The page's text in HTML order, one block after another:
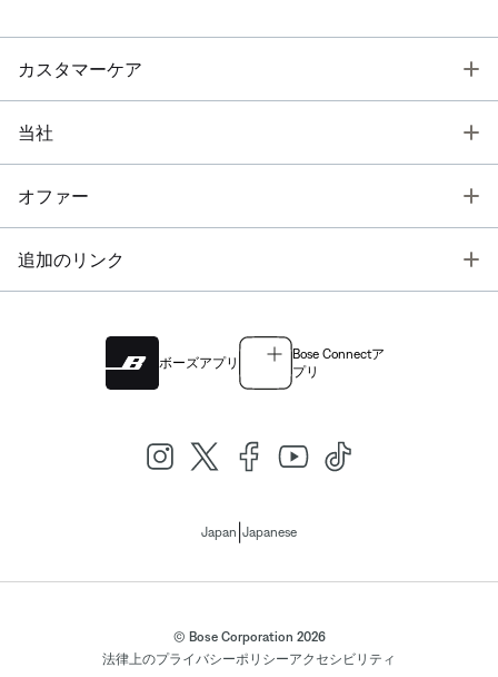
カスタマーケア
当社
オファー
追加のリンク
ボーズアプリ
Bose Connectア
プリ
Japan Japanese
© Bose Corporation 2026
法律上のプライバシーポリシーアクセシビリティ